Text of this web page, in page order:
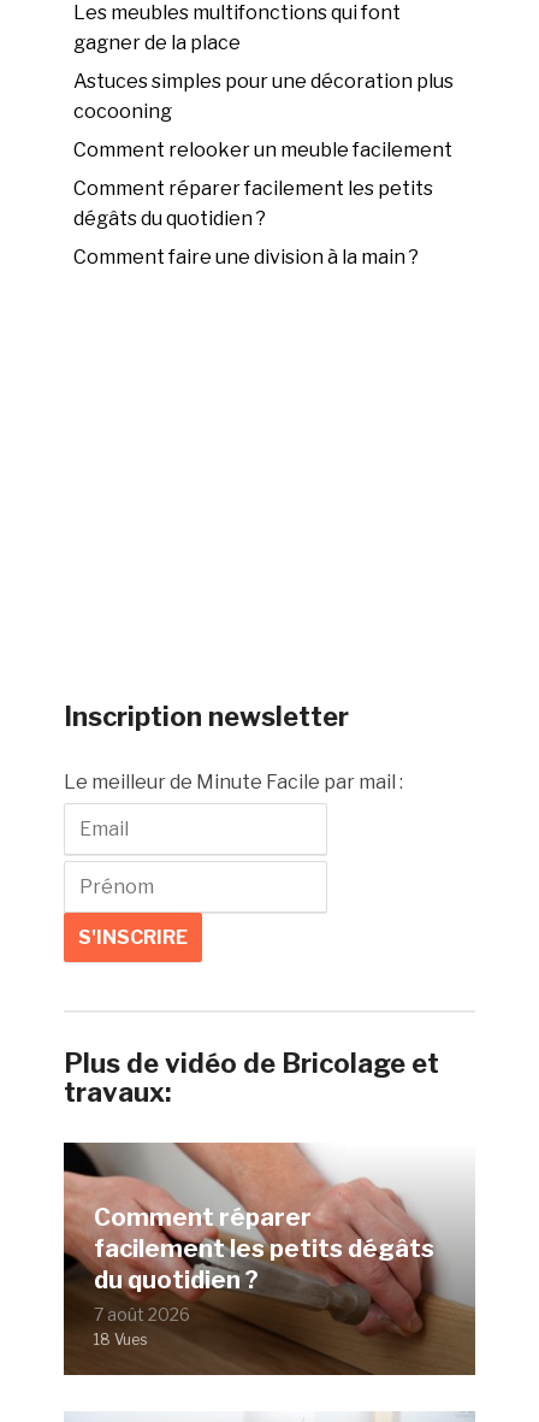
Les meubles multifonctions qui font
gagner de la place
Astuces simples pour une décoration plus
cocooning
Comment relooker un meuble facilement
Comment réparer facilement les petits
dégâts du quotidien ?
Comment faire une division à la main ?
Inscription newsletter
Le meilleur de Minute Facile par mail :
Plus de vidéo de Bricolage et
travaux:
Comment réparer
facilement les petits dégâts
du quotidien ?
7 août 2026
18 Vues